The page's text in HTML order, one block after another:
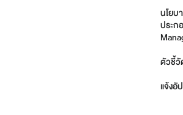
นโยบ
ประก
ตัวชี้
แจ้งอั